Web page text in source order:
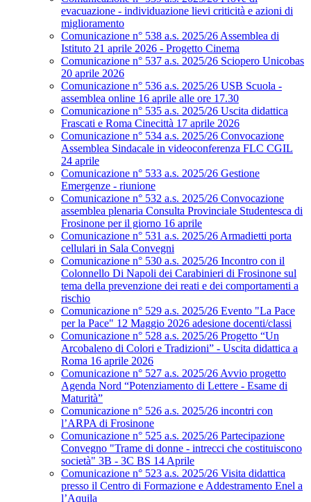
evacuazione - individuazione lievi criticità e azioni di
miglioramento
Comunicazione n° 538 a.s. 2025/26 Assemblea di
Istituto 21 aprile 2026 - Progetto Cinema
Comunicazione n° 537 a.s. 2025/26 Sciopero Unicobas
20 aprile 2026
Comunicazione n° 536 a.s. 2025/26 USB Scuola -
assemblea online 16 aprile alle ore 17.30
Comunicazione n° 535 a.s. 2025/26 Uscita didattica
Frascati e Roma Cinecittà 17 aprile 2026
Comunicazione n° 534 a.s. 2025/26 Convocazione
Assemblea Sindacale in videoconferenza FLC CGIL
24 aprile
Comunicazione n° 533 a.s. 2025/26 Gestione
Emergenze - riunione
Comunicazione n° 532 a.s. 2025/26 Convocazione
assemblea plenaria Consulta Provinciale Studentesca di
Frosinone per il giorno 16 aprile
Comunicazione n° 531 a.s. 2025/26 Armadietti porta
cellulari in Sala Convegni
Comunicazione n° 530 a.s. 2025/26 Incontro con il
Colonnello Di Napoli dei Carabinieri di Frosinone sul
tema della prevenzione dei reati e dei comportamenti a
rischio
Comunicazione n° 529 a.s. 2025/26 Evento "La Pace
per la Pace" 12 Maggio 2026 adesione docenti/classi
Comunicazione n° 528 a.s. 2025/26 Progetto “Un
Arcobaleno di Colori e Tradizioni” - Uscita didattica a
Roma 16 aprile 2026
Comunicazione n° 527 a.s. 2025/26 Avvio progetto
Agenda Nord “Potenziamento di Lettere - Esame di
Maturità”
Comunicazione n° 526 a.s. 2025/26 incontri con
l’ARPA di Frosinone
Comunicazione n° 525 a.s. 2025/26 Partecipazione
Convegno "Trame di donne - intrecci che costituiscono
società" 3B - 3C BS 14 Aprile
Comunicazione n° 523 a.s. 2025/26 Visita didattica
presso il Centro di Formazione e Addestramento Enel a
l’Aquila